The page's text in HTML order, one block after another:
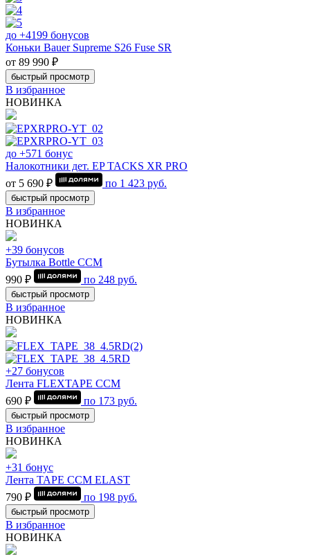
до +4199 бонусов
Коньки Bauer Supreme S26 Fuse SR
от 89 990 ₽
быстрый просмотр
В избранное
НОВИНКА
до +571 бонус
Налокотники дет. EP TACKS XR PRO
от 5 690 ₽
по 1 423 руб.
быстрый просмотр
В избранное
НОВИНКА
+39 бонусов
Бутылка Bottle CCM
990 ₽
по 248 руб.
быстрый просмотр
В избранное
НОВИНКА
+27 бонусов
Лента FLEXTAPE CCM
690 ₽
по 173 руб.
быстрый просмотр
В избранное
НОВИНКА
+31 бонус
Лента TAPE CCM ELAST
790 ₽
по 198 руб.
быстрый просмотр
В избранное
НОВИНКА